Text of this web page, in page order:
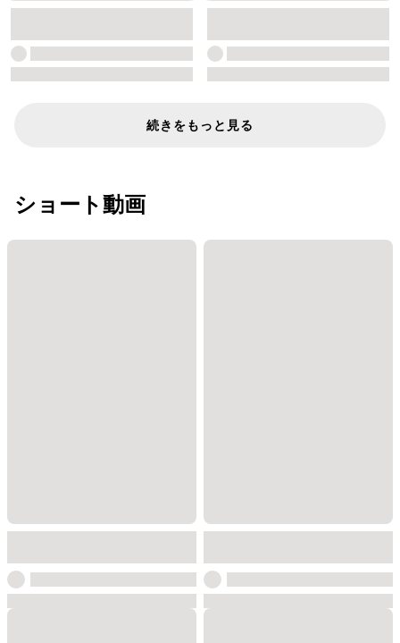
続きをもっと見る
ショート動画